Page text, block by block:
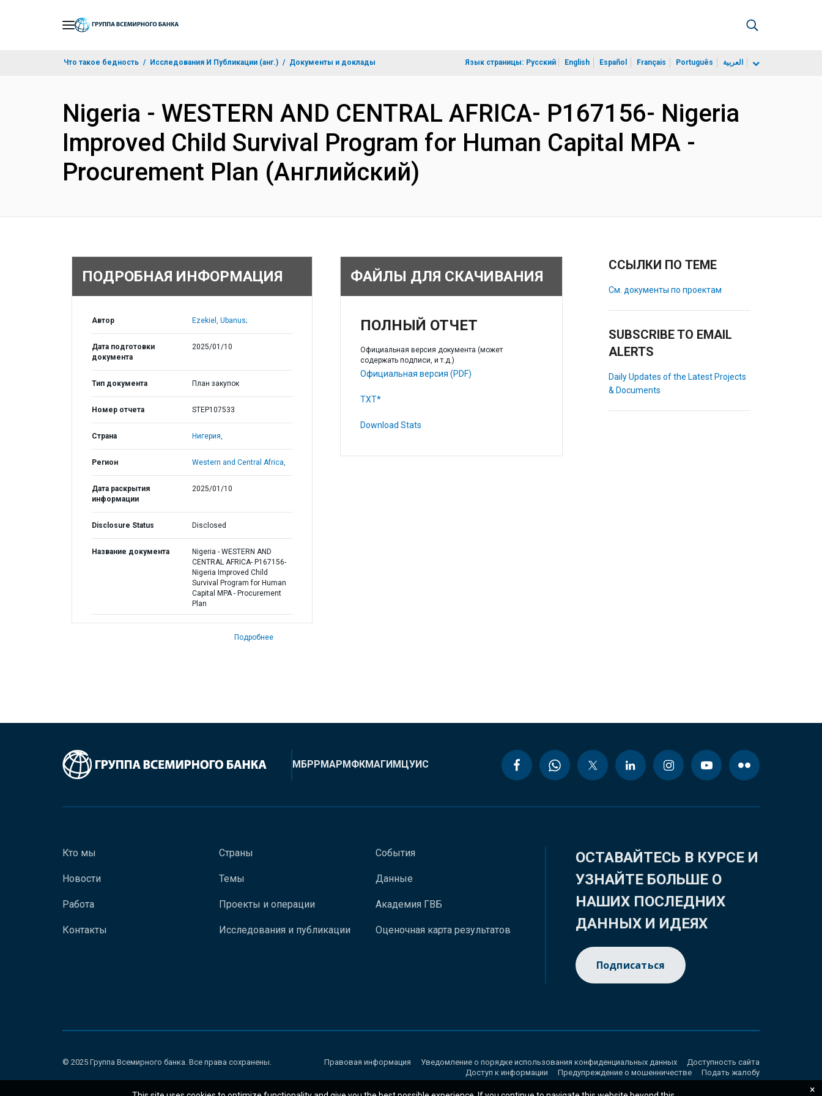
Что такое бедность Исследования И Публикации (анг.) Документы и доклады Язык страницы: Русский English Español Français Português العربية
Nigeria - WESTERN AND CENTRAL AFRICA- P167156- Nigeria
Improved Child Survival Program for Human Capital MPA -
Procurement Plan (Английский)
ПОДРОБНАЯ ИНФОРМАЦИЯ
Автор Ezekiel, Ubanus;
Дата подготовки
документа
2025/01/10
Тип документа План закупок
Номер отчета STEP107533
Страна Нигерия,
Регион Western and Central Africa,
Дата раскрытия
информации
2025/01/10
Disclosure Status Disclosed
Название документа
Nigeria - WESTERN AND
CENTRAL AFRICA- P167156-
Nigeria Improved Child
Survival Program for Human
Capital MPA - Procurement
Plan
Подробнее
ФАЙЛЫ ДЛЯ СКАЧИВАНИЯ
ПОЛНЫЙ ОТЧЕТ
Официальная версия документа (может
содержать подписи, и т.д.)
Официальная версия (PDF)
TXT*
Download Stats
ССЫЛКИ ПО ТЕМЕ
См. документы по проектам
SUBSCRIBE TO EMAIL
ALERTS
Daily Updates of the Latest Projects
& Documents
МБРРМАРМФКМАГИМЦУИС
Кто мы
Новости
Работа
Контакты
Страны
Темы
Проекты и операции
Исследования и публикации
События
Данные
Академия ГВБ
Оценочная карта результатов
ОСТАВАЙТЕСЬ В КУРСЕ И
УЗНАЙТЕ БОЛЬШЕ О
НАШИХ ПОСЛЕДНИХ
ДАННЫХ И ИДЕЯХ
Подписаться
© 2025 Группа Всемирного банка. Все права сохранены. Правовая информация Уведомление о порядке использования конфиденциальных данных
Доступность сайта
Доступ к информации
Предупреждение о мошенничестве Подать жалобу
×